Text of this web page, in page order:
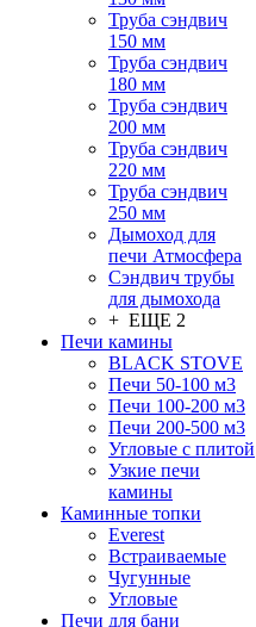
Труба сэндвич
150 мм
Труба сэндвич
180 мм
Труба сэндвич
200 мм
Труба сэндвич
220 мм
Труба сэндвич
250 мм
Дымоход для
печи Атмосфера
Сэндвич трубы
для дымохода
+ ЕЩЕ 2
Печи камины
BLACK STOVE
Печи 50-100 м3
Печи 100-200 м3
Печи 200-500 м3
Угловые с плитой
Узкие печи
камины
Каминные топки
Everest
Встраиваемые
Чугунные
Угловые
Печи для бани